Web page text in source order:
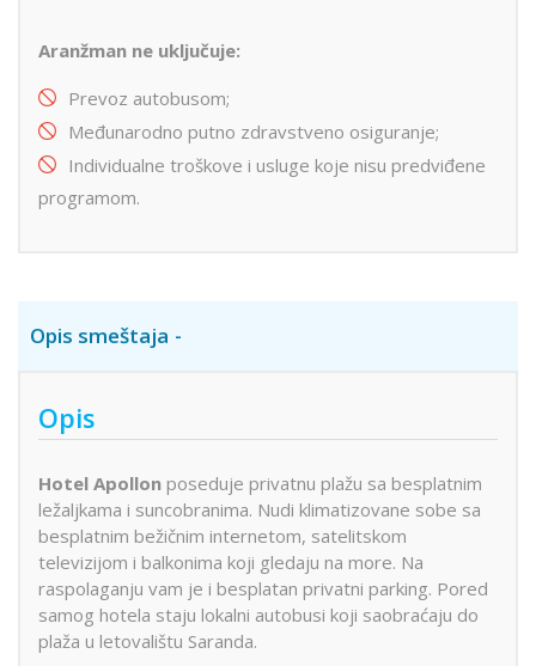
Aranžman ne uključuje:
Prevoz autobusom;
Međunarodno putno zdravstveno osiguranje;
Individualne troškove i usluge koje nisu predviđene
programom.
Opis smeštaja
Opis
Hotel Apollon poseduje privatnu plažu sa besplatnim
ležaljkama i suncobranima. Nudi klimatizovane sobe sa
besplatnim bežičnim internetom, satelitskom
televizijom i balkonima koji gledaju na more. Na
raspolaganju vam je i besplatan privatni parking. Pored
samog hotela staju lokalni autobusi koji saobraćaju do
plaža u letovalištu Saranda.